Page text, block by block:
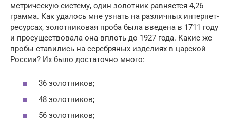
метрическую систему, один золотник равняется 4,26
грамма. Как удалось мне узнать на различных интернет-
ресурсах, золотниковая проба была введена в 1711 году
и просуществовала она вплоть до 1927 года. Какие же
пробы ставились на серебряных изделиях в царской
России? Их было достаточно много:
36 золотников;
48 золотников;
56 золотников;